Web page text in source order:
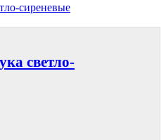
светло-